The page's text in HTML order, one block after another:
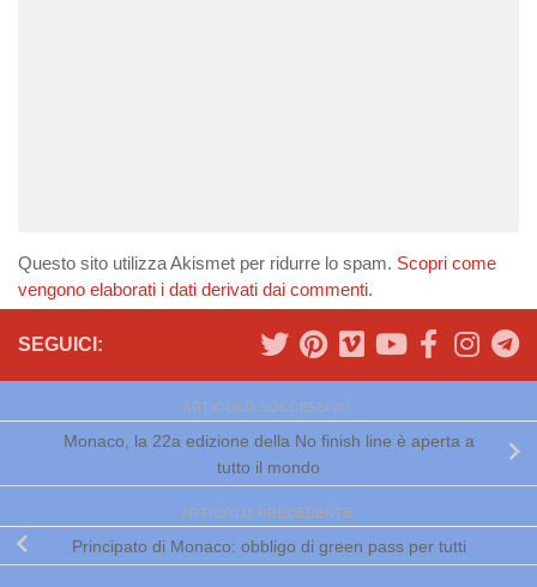
Questo sito utilizza Akismet per ridurre lo spam. Scopri come
vengono elaborati i dati derivati dai commenti.
SEGUICI:
ARTICOLO SUCCESSIVO
Monaco, la 22a edizione della No finish line è aperta a
tutto il mondo
ARTICOLO PRECEDENTE
Principato di Monaco: obbligo di green pass per tutti